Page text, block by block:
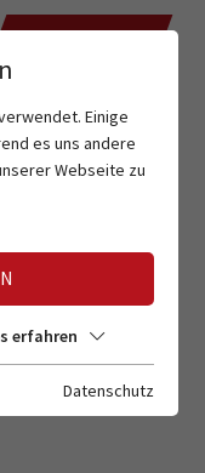
Einige
es uns andere
Webseite zu
erfahren
Datenschutz